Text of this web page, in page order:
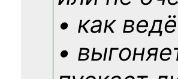
• как
•